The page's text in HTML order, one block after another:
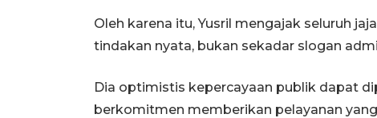
Oleh karena itu, Yusril mengajak seluruh
tindakan nyata, bukan sekadar slogan
Dia optimistis kepercayaan publik dapat
berkomitmen memberikan pelayanan